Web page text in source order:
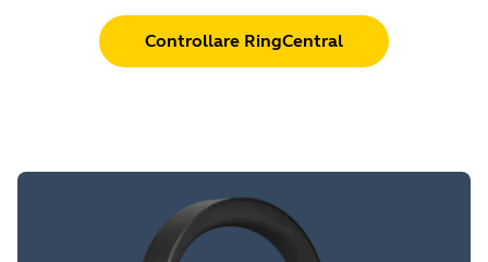
Controllare RingCentral